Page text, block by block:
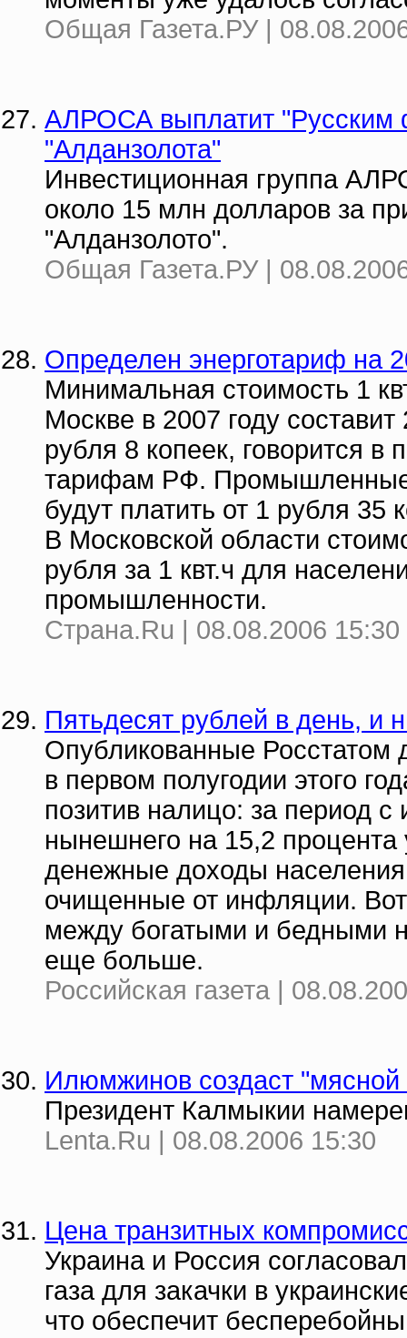
Общая Газета.РУ |
АЛРОСА выплатит "Русским
"Алданзолота"
Инвестиционная группа
около 15 млн долларов за
"Алданзолото".
Общая Газета.РУ |
Определен энерготариф на
Минимальная стоимость 1
Москве в 2007 году
рубля 8 копеек, говорится
тарифам РФ. Промышленные
будут платить от 1 рубля 35
В Московской области
рубля за 1 квт.ч для
промышленности.
Страна.Ru | 08.08.2006 15:30
Пятьдесят рублей в день, и
Опубликованные Росстатом
в первом полугодии этого
позитив налицо: за период
нынешнего на 15,2
денежные доходы
очищенные от инфляции.
между богатыми и бедными
еще больше.
Российская газета |
Илюмжинов создаст "мясной
Президент Калмыкии
Lenta.Ru | 08.08.2006 15:30
Цена транзитных
Украина и Россия
газа для закачки в
что обеспечит